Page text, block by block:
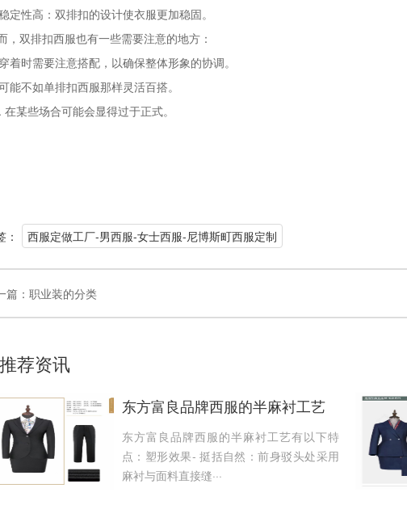
定性高：双排扣的设计使衣服更加稳固。
，双排扣西服也有一些需要注意的地方：
着时需要注意搭配，以确保整体形象的协调。
能不如单排扣西服那样灵活百搭。
在某些场合可能会显得过于正式。
： 西服定做工厂-男西服-女士西服-尼博斯町西服定制
篇： 职业装的分类
推荐资讯
东方富良品牌西服的半麻衬工艺
的特点？
东方富良品牌西服的半麻衬工艺有以下特
点：塑形效果- 挺括自然：前身驳头处采用
麻衬与面料直接缝···